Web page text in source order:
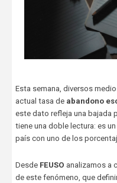
Esta semana, diversos
actual tasa de abandono
este dato refleja una bajada
tiene una doble lectura: es
país con uno de los
Desde FEUSO analizamos a
de este fenómeno, que